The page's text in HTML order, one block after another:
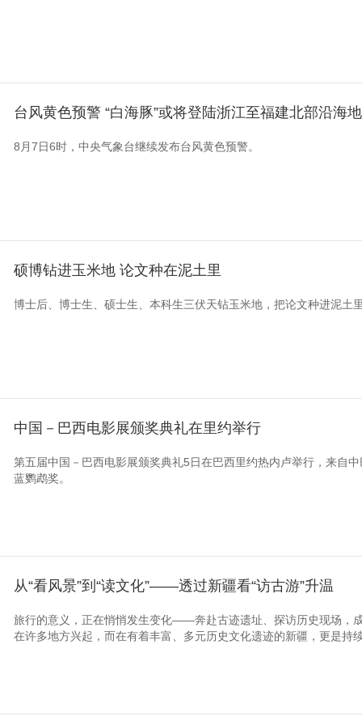
台风黄色预警 “白海豚”或将登陆浙江至福建北部沿海
8月7日6时，中央气象台继续发布台风黄色预警。
硕博钻进玉米地 论文种在泥土里
博士后、博士生、硕士生、本科生三伏天钻玉米地，把论文种进泥土
中国－巴西电影展颁奖典礼在里约举行
第五届中国－巴西电影展颁奖典礼5日在巴西里约热内卢举行，来自
蓝鹦鹉奖。
从“看风景”到“读文化”——透过新疆看“访古游”升温
旅行的意义，正在悄悄发生变化——奔赴古迹遗址、探访历史现场，
在许多地方兴起，而在有着丰富、多元历史文化遗迹的新疆，更是持